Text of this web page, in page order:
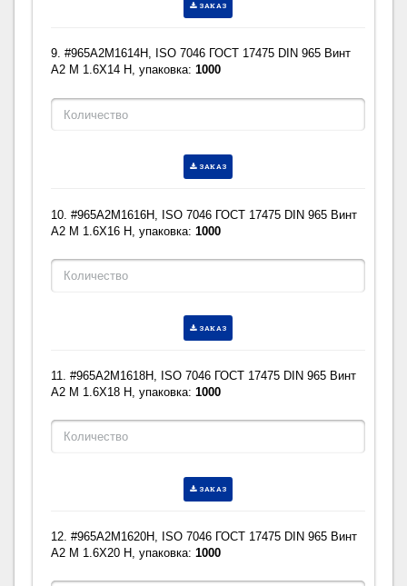
ЗАКАЗ
9. #965A2M1614H, ISO 7046 ГОСТ 17475 DIN 965 Винт
A2 M 1.6X14 H, упаковка:1000
ЗАКАЗ
10. #965A2M1616H, ISO 7046 ГОСТ 17475 DIN 965 Винт
A2 M 1.6X16 H, упаковка:1000
ЗАКАЗ
11. #965A2M1618H, ISO 7046 ГОСТ 17475 DIN 965 Винт
A2 M 1.6X18 H, упаковка:1000
ЗАКАЗ
12. #965A2M1620H, ISO 7046 ГОСТ 17475 DIN 965 Винт
A2 M 1.6X20 H, упаковка:1000